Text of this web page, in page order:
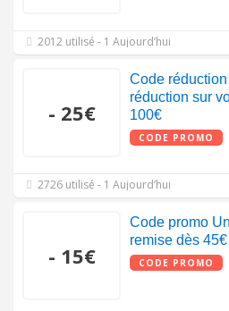
2012 utilisé - 1 Aujourd’hui
- 25€
Code
réduction sur
100€
CODE PROMO
2726 utilisé - 1 Aujourd’hui
- 15€
Code promo
remise dès 45€
CODE PROMO